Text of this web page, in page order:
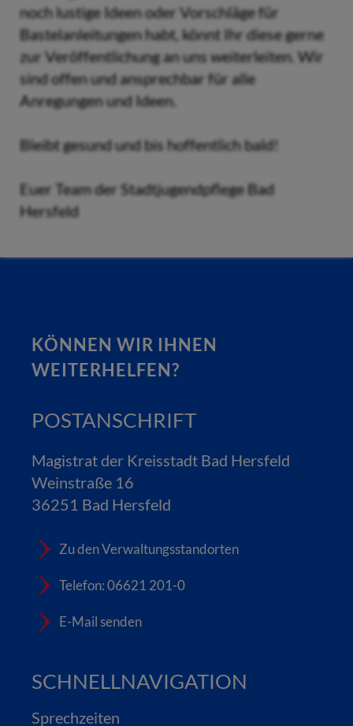
noch lustige Ideen oder Vorschläge für
Bastelanleitungen habt, könnt Ihr diese gerne
zur Veröffentlichung an uns weiterleiten. Wir
sind offen und ansprechbar für alle
Anregungen und Ideen.
Bleibt gesund und bis hoffentlich bald!
Euer Team der Stadtjugendpflege Bad
Hersfeld
KÖNNEN WIR IHNEN
WEITERHELFEN?
POSTANSCHRIFT
Magistrat der Kreisstadt Bad Hersfeld
Weinstraße 16
36251 Bad Hersfeld
Zu den Verwaltungsstandorten
Telefon: 06621 201-0
E-Mail senden
SCHNELLNAVIGATION
Sprechzeiten